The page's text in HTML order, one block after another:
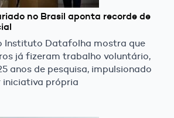
no Brasil aponta recorde de
Instituto Datafolha mostra que
já fizeram trabalho voluntário,
anos de pesquisa, impulsionado
própria